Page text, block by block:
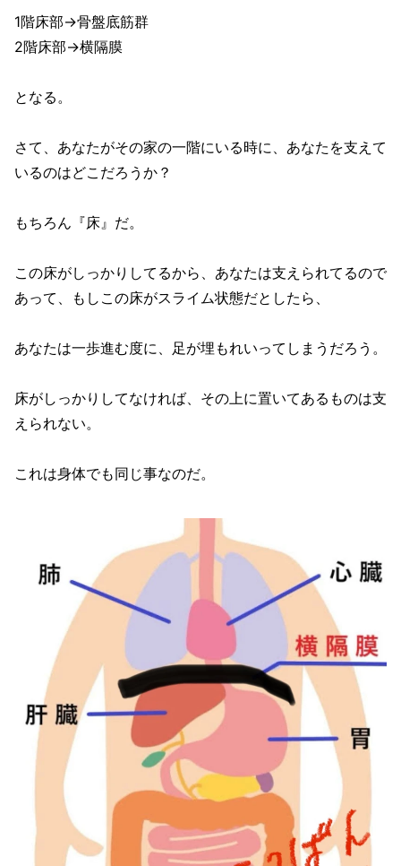
1階床部→骨盤底筋群
2階床部→横隔膜
となる。
さて、あなたがその家の一階にいる時に、あなたを支えて
いるのはどこだろうか？
もちろん『床』だ。
この床がしっかりしてるから、あなたは支えられてるので
あって、もしこの床がスライム状態だとしたら、
あなたは一歩進む度に、足が埋もれいってしまうだろう。
床がしっかりしてなければ、その上に置いてあるものは支
えられない。
これは身体でも同じ事なのだ。